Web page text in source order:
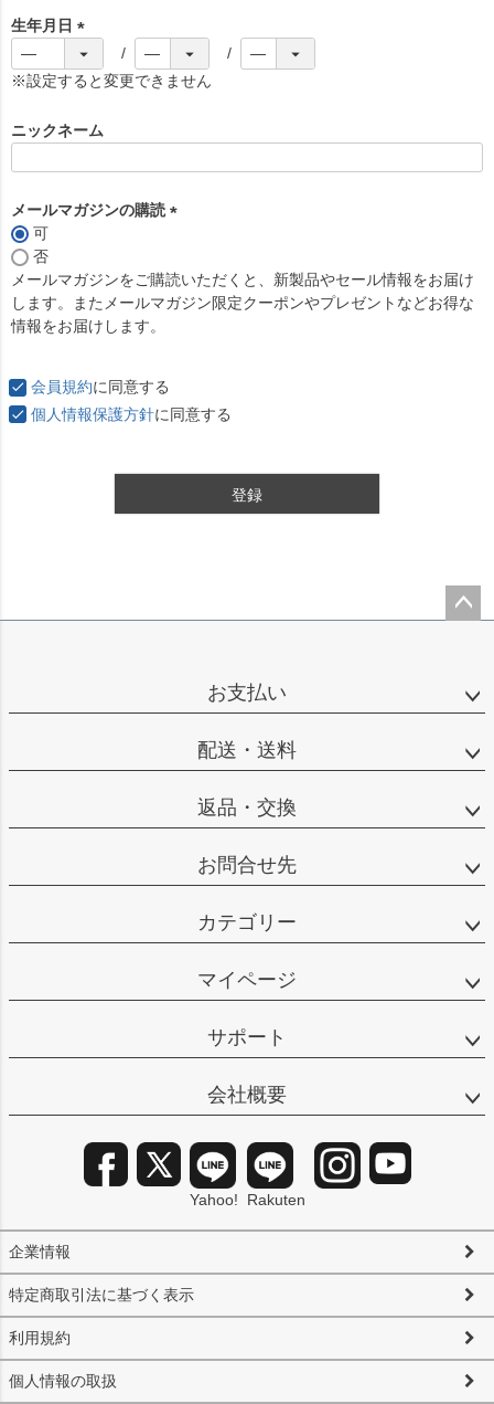
生年月日
(
必
)
※設定すると変更できません
ニックネーム
メールマガジンの購読
須
)
可
否
メールマガジンをご購読いただくと、新製品やセール情報をお届け
します。またメールマガジン限定クーポンやプレゼントなどお得な
情報をお届けします。
会員規約に同意する
個人情報保護方針に同意する
登録
お支払い
配送・送料
返品・交換
お問合せ先
カテゴリー
マイページ
サポート
会社概要
企業情報
特定商取引法に基づく表示
利用規約
個人情報の取扱
Yahoo! Rakuten